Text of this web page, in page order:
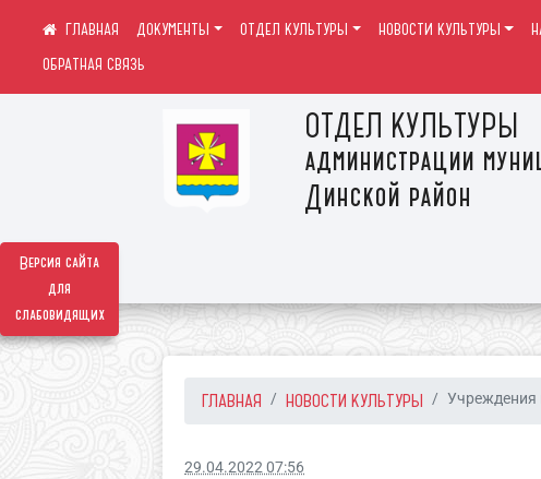
Версия сайта
для
слабовидящих
ОТДЕЛ КУЛЬТУРЫ
администрации
Динской район
ДОКУМЕНТЫ ОТДЕЛ КУЛЬТУРЫ НОВОСТИ КУЛЬТУРЫ
ОБРАТНАЯ СВЯЗЬ
ГЛАВНАЯ НОВОСТИ КУЛЬТУРЫ Учреждения
29.04.2022 07:56